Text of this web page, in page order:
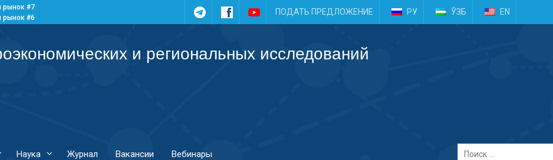
рынок #7
рынок #6
TelegramFacebookYouTubeПОДАТЬ ПРЕДЛОЖЕНИЕ РУ ЎЗБ EN
и региональных исследований
Наука Журнал Вакансии Вебинары